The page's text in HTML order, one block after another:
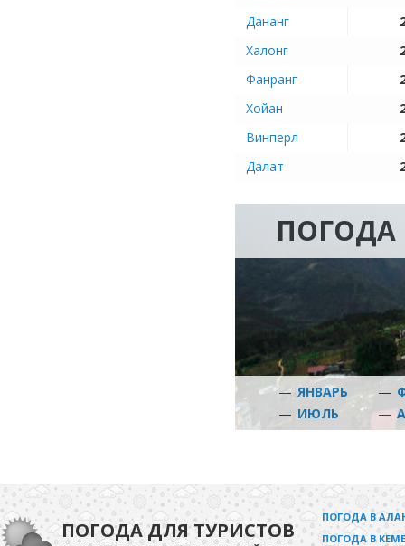
Дананг
Халонг
Фанранг
Хойан
Винперл
Далат
ПОГОДА
— ЯНВАРЬ —
— ИЮЛЬ —
ПОГОДА ДЛЯ ТУРИСТОВ
ПОГОДА В
ПОГОДА В